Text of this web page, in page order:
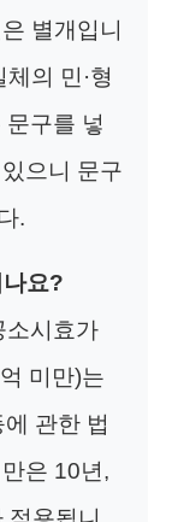
별개입니
의 민·형
문구를 넣
으니 문구
.
요?
소시효가
미만)는
관한 법
은 10년,